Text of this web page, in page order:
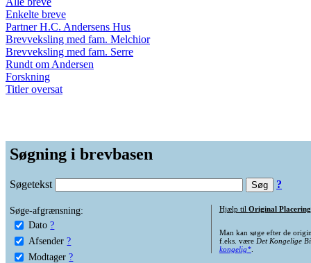
Enkelte breve
Partner H.C. Andersens Hus
Brevveksling med fam. Melchior
Brevveksling med fam. Serre
Rundt om Andersen
Forskning
Titler oversat
Søgning i brevbasen
Søgetekst ?
Søge-afgrænsning:
Dato ?
Afsender ?
Modtager ?
Hjælp til Original Placering
Man kan søge efter de
f.eks. være Det Kongelige
kongelig*.